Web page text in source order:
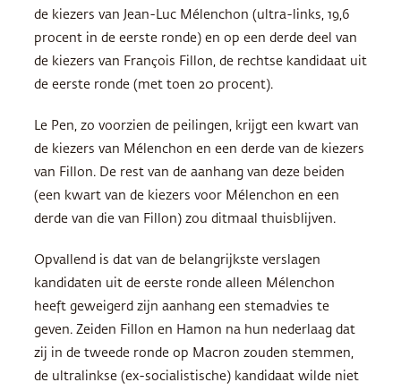
de kiezers van Jean-Luc Mélenchon (ultra-links, 19,6
procent in de eerste ronde) en op een derde deel van
de kiezers van François Fillon, de rechtse kandidaat uit
de eerste ronde (met toen 20 procent).
Le Pen, zo voorzien de peilingen, krijgt een kwart van
de kiezers van Mélenchon en een derde van de kiezers
van Fillon. De rest van de aanhang van deze beiden
(een kwart van de kiezers voor Mélenchon en een
derde van die van Fillon) zou ditmaal thuisblijven.
Opvallend is dat van de belangrijkste verslagen
kandidaten uit de eerste ronde alleen Mélenchon
heeft geweigerd zijn aanhang een stemadvies te
geven. Zeiden Fillon en Hamon na hun nederlaag dat
zij in de tweede ronde op Macron zouden stemmen,
de ultralinkse (ex-socialistische) kandidaat wilde niet